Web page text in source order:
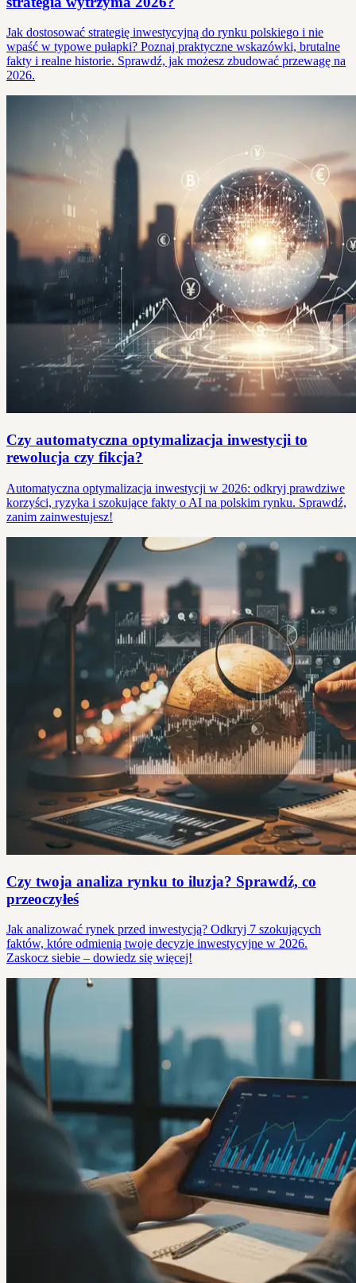
Jak dostosować strategię inwestycyjną do rynku polskiego i nie
wpaść w typowe pułapki? Poznaj praktyczne wskazówki, brutalne
fakty i realne historie. Sprawdź, jak możesz zbudować przewagę na
2026.
Czy automatyczna optymalizacja inwestycji to
rewolucja czy fikcja?
Automatyczna optymalizacja inwestycji w 2026: odkryj prawdziwe
korzyści, ryzyka i szokujące fakty o AI na polskim rynku. Sprawdź,
zanim zainwestujesz!
Czy twoja analiza rynku to iluzja? Sprawdź, co
przeoczyłeś
Jak analizować rynek przed inwestycją? Odkryj 7 szokujących
faktów, które odmienią twoje decyzje inwestycyjne w 2026.
Zaskocz siebie – dowiedz się więcej!